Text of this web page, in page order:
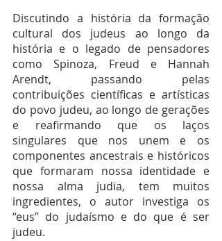
Discutindo a história da formação
cultural dos judeus ao longo da
história e o legado de pensadores
como Spinoza, Freud e Hannah
Arendt, passando pelas
contribuições científicas e artísticas
do povo judeu, ao longo de gerações
e reafirmando que os laços
singulares que nos unem e os
componentes ancestrais e históricos
que formaram nossa identidade e
nossa alma judia, tem muitos
ingredientes, o autor investiga os
“eus” do judaísmo e do que é ser
judeu.